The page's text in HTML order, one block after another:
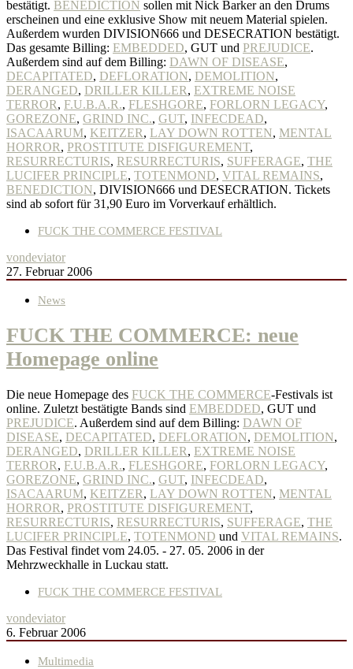
bestätigt. BENEDICTION sollen mit Nick Barker an den Drums
erscheinen und eine exklusive Show mit neuem Material spielen.
Außerdem wurden DIVISION666 und DESECRATION bestätigt.
Das gesamte Billing: EMBEDDED, GUT und PREJUDICE.
Außerdem sind auf dem Billing: DAWN OF DISEASE,
DECAPITATED, DEFLORATION, DEMOLITION,
DERANGED, DRILLER KILLER, EXTREME NOISE
TERROR, F.U.B.A.R., FLESHGORE, FORLORN LEGACY,
GOREZONE, GRIND INC., GUT, INFECDEAD,
ISACAARUM, KEITZER, LAY DOWN ROTTEN, MENTAL
HORROR, PROSTITUTE DISFIGUREMENT,
RESURRECTURIS, RESURRECTURIS, SUFFERAGE, THE
LUCIFER PRINCIPLE, TOTENMOND, VITAL REMAINS,
BENEDICTION, DIVISION666 und DESECRATION. Tickets
sind ab sofort für 31,90 Euro im Vorverkauf erhältlich.
FUCK THE COMMERCE FESTIVAL
vondeviator
27. Februar 2006
News
FUCK THE COMMERCE: neue
Homepage online
Die neue Homepage des FUCK THE COMMERCE-Festivals ist
online. Zuletzt bestätigte Bands sind EMBEDDED, GUT und
PREJUDICE. Außerdem sind auf dem Billing: DAWN OF
DISEASE, DECAPITATED, DEFLORATION, DEMOLITION,
DERANGED, DRILLER KILLER, EXTREME NOISE
TERROR, F.U.B.A.R., FLESHGORE, FORLORN LEGACY,
GOREZONE, GRIND INC., GUT, INFECDEAD,
ISACAARUM, KEITZER, LAY DOWN ROTTEN, MENTAL
HORROR, PROSTITUTE DISFIGUREMENT,
RESURRECTURIS, RESURRECTURIS, SUFFERAGE, THE
LUCIFER PRINCIPLE, TOTENMOND und VITAL REMAINS.
Das Festival findet vom 24.05. - 27. 05. 2006 in der
Mehrzweckhalle in Luckau statt.
FUCK THE COMMERCE FESTIVAL
vondeviator
6. Februar 2006
Multimedia